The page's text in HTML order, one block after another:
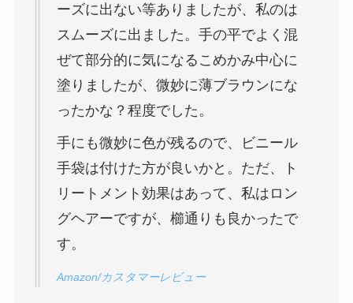
ーズに出ない等ありましたが、私のは
スムーズに出ました。手の平でよく混
ぜて部分的に気になるこめかみ中心に
塗りましたが、微妙に薄ブラウンにな
ったかな？程度でした。
手にも微妙に色が残るので、ビニール
手袋は付けた方が良いかと。ただ、ト
リートメント効果はあって、私はロン
グヘアーですが、櫛通りも良かったで
す。
Amazon/カスタマーレビュー